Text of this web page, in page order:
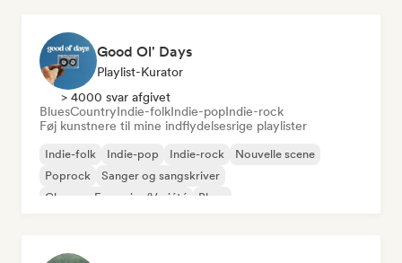
Good Ol' Days
Playlist-Kurator
> 4000 svar afgivet
BluesCountryIndie-folkIndie-popIndie-rock
Føj kunstnere til mine indflydelsesrige playlister
Indie-folk Indie-pop Indie-rock
Nouvelle scene
Poprock
Sanger og sangskriver
Chanson Française/Variété
Blues